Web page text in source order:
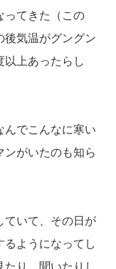
ってきた（この
後気温がグングン
以上あったらし
んでこんなに寒い
ンがいたのも知ら
ていて、その日が
るようになってし